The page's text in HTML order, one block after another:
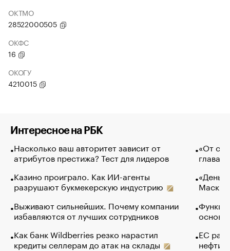
ОКТМО
28522000505
ОКФС
16
ОКОГУ
4210015
Интересное на РБК
Насколько ваш авторитет зависит от
атрибутов престижа? Тест для лидеров
Казино проиграло. Как ИИ-агенты
разрушают букмекерскую индустрию
Выживают сильнейших. Почему компании
избавляются от лучших сотрудников
Как банк Wildberries резко нарастил
кредиты селлерам до атак на склады
«От
глава
Маск в
основ
ЕС
нефти